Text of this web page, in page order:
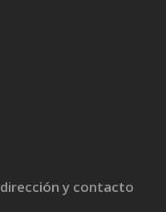
dirección y contacto